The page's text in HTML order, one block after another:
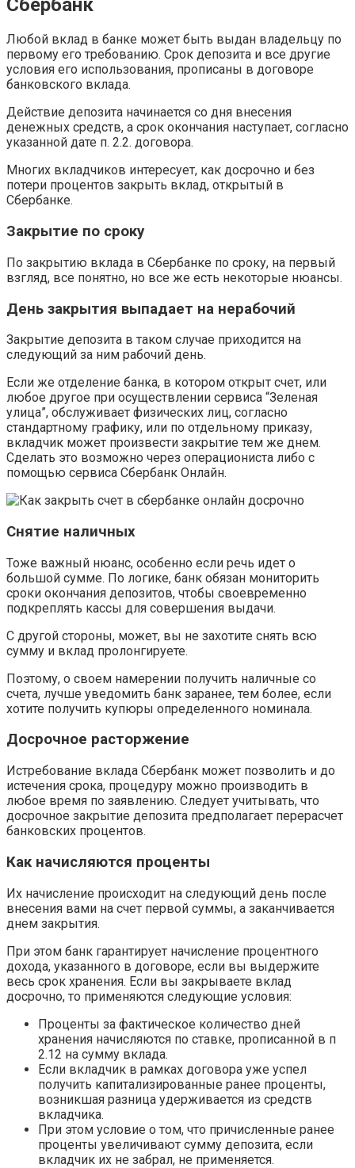
Сбербанк
Любой вклад в банке может быть выдан владельцу по
первому его требованию. Срок депозита и все другие
условия его использования, прописаны в договоре
банковского вклада.
Действие депозита начинается со дня внесения
денежных средств, а срок окончания наступает, согласно
указанной дате п. 2.2. договора.
Многих вкладчиков интересует, как досрочно и без
потери процентов закрыть вклад, открытый в
Сбербанке.
Закрытие по сроку
По закрытию вклада в Сбербанке по сроку, на первый
взгляд, все понятно, но все же есть некоторые нюансы.
День закрытия выпадает на нерабочий
Закрытие депозита в таком случае приходится на
следующий за ним рабочий день.
Если же отделение банка, в котором открыт счет, или
любое другое при осуществлении сервиса “Зеленая
улица”, обслуживает физических лиц, согласно
стандартному графику, или по отдельному приказу,
вкладчик может произвести закрытие тем же днем.
Сделать это возможно через операциониста либо с
помощью сервиса Сбербанк Онлайн.
Снятие наличных
Тоже важный нюанс, особенно если речь идет о
большой сумме. По логике, банк обязан мониторить
сроки окончания депозитов, чтобы своевременно
подкреплять кассы для совершения выдачи.
С другой стороны, может, вы не захотите снять всю
сумму и вклад пролонгируете.
Поэтому, о своем намерении получить наличные со
счета, лучше уведомить банк заранее, тем более, если
хотите получить купюры определенного номинала.
Досрочное расторжение
Истребование вклада Сбербанк может позволить и до
истечения срока, процедуру можно производить в
любое время по заявлению. Следует учитывать, что
досрочное закрытие депозита предполагает перерасчет
банковских процентов.
Как начисляются проценты
Их начисление происходит на следующий день после
внесения вами на счет первой суммы, а заканчивается
днем закрытия.
При этом банк гарантирует начисление процентного
дохода, указанного в договоре, если вы выдержите
весь срок хранения. Если вы закрываете вклад
досрочно, то применяются следующие условия:
Проценты за фактическое количество дней
хранения начисляются по ставке, прописанной в п
2.12 на сумму вклада.
Если вкладчик в рамках договора уже успел
получить капитализированные ранее проценты,
возникшая разница удерживается из средств
вкладчика.
При этом условие о том, что причисленные ранее
проценты увеличивают сумму депозита, если
вкладчик их не забрал, не применяется.